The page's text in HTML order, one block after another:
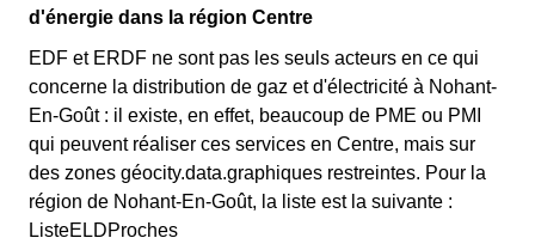
d'énergie dans la région Centre
EDF et ERDF ne sont pas les seuls acteurs en ce qui
concerne la distribution de gaz et d'électricité à Nohant-
En-Goût : il existe, en effet, beaucoup de PME ou PMI
qui peuvent réaliser ces services en Centre, mais sur
des zones géocity.data.graphiques restreintes. Pour la
région de Nohant-En-Goût, la liste est la suivante :
ListeELDProches